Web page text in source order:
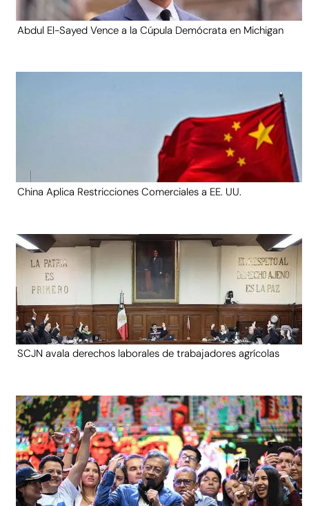
Abdul El-Sayed Vence a la Cúpula Demócrata en Michigan
China Aplica Restricciones Comerciales a EE. UU.
SCJN avala derechos laborales de trabajadores agrícolas